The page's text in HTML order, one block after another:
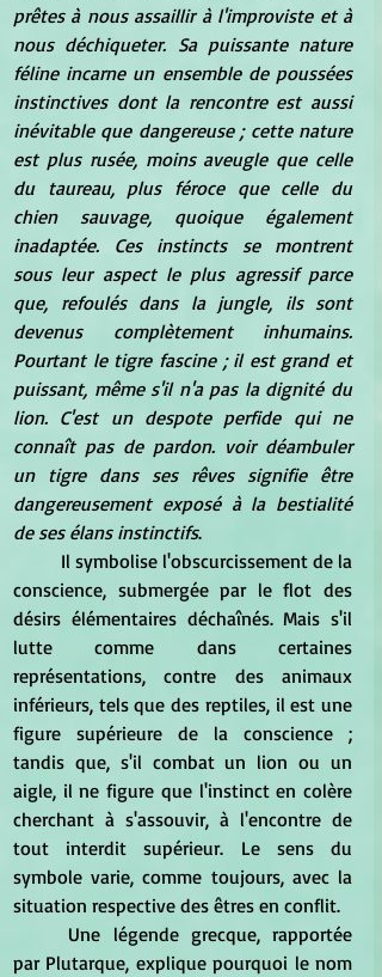
prêtes à nous assaillir à l'improviste et à
nous déchiqueter. Sa puissante nature
féline incarne un ensemble de poussées
instinctives dont la rencontre est aussi
inévitable que dangereuse ; cette nature
est plus rusée, moins aveugle que celle
du taureau, plus féroce que celle du
chien sauvage, quoique également
inadaptée. Ces instincts se montrent
sous leur aspect le plus agressif parce
que, refoulés dans la jungle, ils sont
devenus complètement inhumains.
Pourtant le tigre fascine ; il est grand et
puissant, même s'il n'a pas la dignité du
lion. C'est un despote perfide qui ne
connaît pas de pardon. voir déambuler
un tigre dans ses rêves signifie être
dangereusement exposé à la bestialité
de ses élans instinctifs.
conscience, submergée par le flot des
désirs élémentaires déchaînés. Mais s'il
lutte comme dans certaines
représentations, contre des animaux
inférieurs, tels que des reptiles, il est une
figure supérieure de la conscience ;
tandis que, s'il combat un lion ou un
aigle, il ne figure que l'instinct en colère
cherchant à s'assouvir, à l'encontre de
tout interdit supérieur. Le sens du
symbole varie, comme toujours, avec la
situation respective des êtres en conflit.
par Plutarque, explique pourquoi le nom